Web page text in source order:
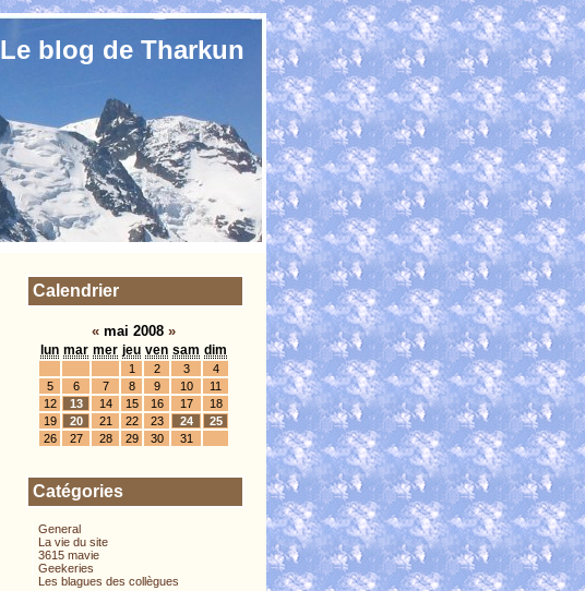
Le blog de Tharkun
Calendrier
« mai 2008 »
lun mar mer jeu ven sam dim
1 2 3
4
5
6 7 8 9 10
11
12
13 14 15 16 17
18
19
20 21 22 23 24
25
26
27 28 29 30 31
Catégories
General
La vie du site
3615 mavie
Geekeries
Les blagues des collègues